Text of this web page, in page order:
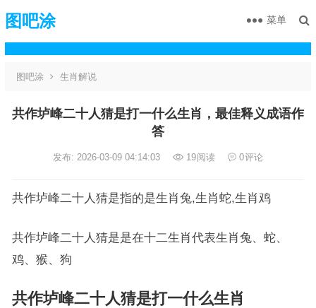
图吧涂 菜单
图吧涂 生肖解说
共作垆峰二十人猜是打一什么生肖，最佳释义成语作
答
发布: 2026-03-09 04:14:03 19阅读 0评论
共作垆峰二十人猜是指的是生肖兔,生肖蛇,生肖鸡
共作垆峰二十人猜是是在十二生肖代表生肖兔、蛇、
鸡、猴、狗
共作垆峰二十人猜是打一什么生肖